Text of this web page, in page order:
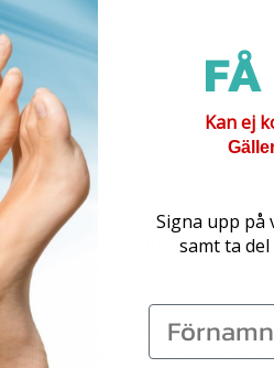
är något smalare över
lila , och
minskar svullnad i ben
Stödstrumporna avlastar
kan användas under hela dagen
1 är ett bra val
Kan ej
Signa upp på
samt ta